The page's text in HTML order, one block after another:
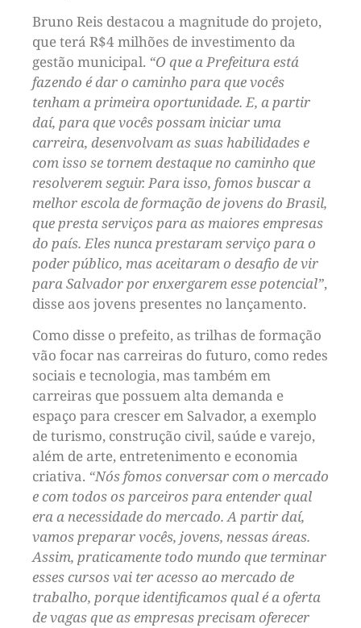
Bruno Reis destacou a magnitude do projeto,
que terá R$4 milhões de investimento da
gestão municipal. “O que a Prefeitura está
fazendo é dar o caminho para que vocês
tenham a primeira oportunidade. E, a partir
daí, para que vocês possam iniciar uma
carreira, desenvolvam as suas habilidades e
com isso se tornem destaque no caminho que
resolverem seguir. Para isso, fomos buscar a
melhor escola de formação de jovens do Brasil,
que presta serviços para as maiores empresas
do país. Eles nunca prestaram serviço para o
poder público, mas aceitaram o desafio de vir
para Salvador por enxergarem esse potencial”,
disse aos jovens presentes no lançamento.
Como disse o prefeito, as trilhas de formação
vão focar nas carreiras do futuro, como redes
sociais e tecnologia, mas também em
carreiras que possuem alta demanda e
espaço para crescer em Salvador, a exemplo
de turismo, construção civil, saúde e varejo,
além de arte, entretenimento e economia
criativa. “Nós fomos conversar com o mercado
e com todos os parceiros para entender qual
era a necessidade do mercado. A partir daí,
vamos preparar vocês, jovens, nessas áreas.
Assim, praticamente todo mundo que terminar
esses cursos vai ter acesso ao mercado de
trabalho, porque identificamos qual é a oferta
de vagas que as empresas precisam oferecer